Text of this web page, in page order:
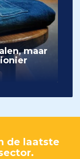
maar
de laatste